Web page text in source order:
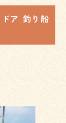
ア 釣り船